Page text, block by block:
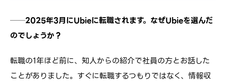
──2025年3月にUbieに転職されます。なぜUbieを選んだ
のでしょうか？
転職の1年ほど前に、知人からの紹介で社員の方とお話した
ことがありました。すぐに転職するつもりではなく、情報収